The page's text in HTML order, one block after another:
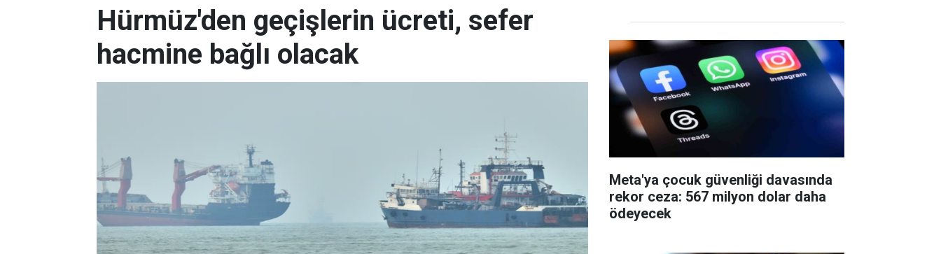
Hürmüz'den geçişlerin ücreti, sefer
hacmine bağlı olacak
Meta'ya çocuk güvenliği davasında
rekor ceza: 567 milyon dolar daha
ödeyecek